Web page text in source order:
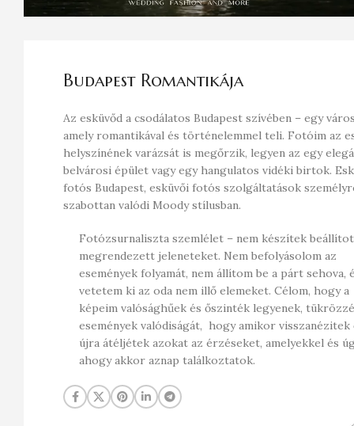
Budapest Romantikája
Az esküvőd a csodálatos Budapest szívében – egy
amely romantikával és történelemmel teli. Fotóim az
helyszínének varázsát is megőrzik, legyen az egy
belvárosi épület vagy egy hangulatos vidéki birtok.
fotós Budapest, esküvői fotós szolgáltatások
szabottan valódi Moody stílusban.
Fotózsurnaliszta szemlélet – nem készítek
megrendezett jeleneteket. Nem befolyásolom az
események folyamát, nem állítom be a párt sehova,
vetetem ki az oda nem illő elemeket. Célom, hogy a
képeim valósághűek és őszinték legyenek,
események valódiságát, hogy amikor visszanézitek
újra átéljétek azokat az érzéseket, amelyekkel és
ahogy akkor aznap találkoztatok.